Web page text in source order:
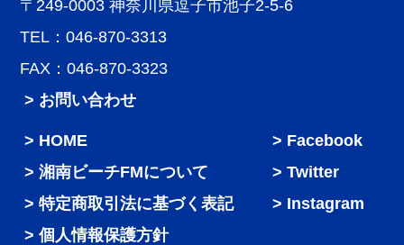
〒249-0003 神奈川県逗子市池子2-5-6
TEL：046-870-3313
FAX：046-870-3323
> お問い合わせ
HOME
湘南ビーチFMについて
特定商取引法に基づく表記
個人情報保護方針
Facebook
Twitter
Instagram